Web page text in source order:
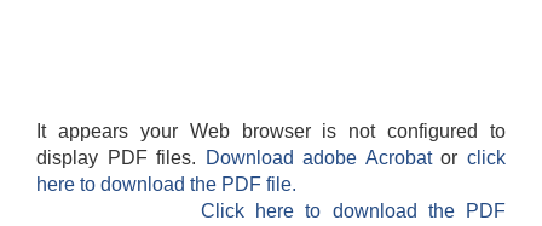
It appears your Web browser is not configured to
display PDF files.
Download adobe Acrobatorclick
here to download the PDF file.
Click here to download the PDF